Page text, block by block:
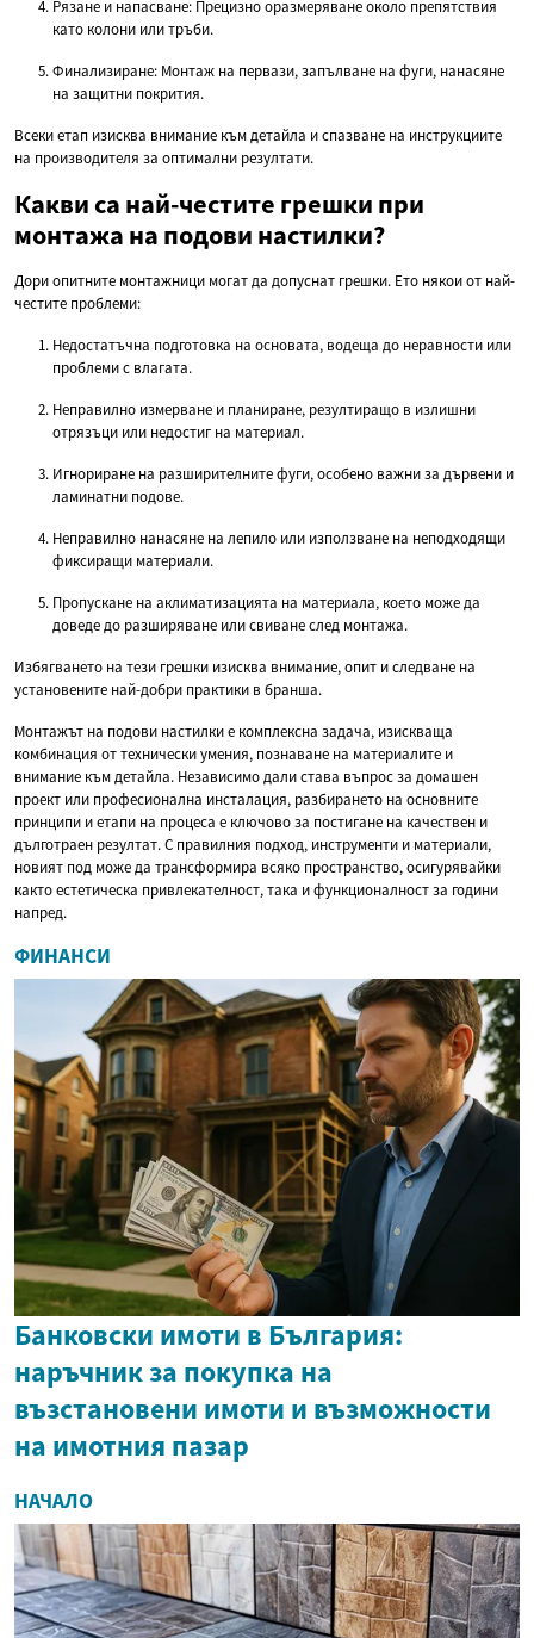
Рязане и напасване: Прецизно оразмеряване около препятствия
като колони или тръби.
Финализиране: Монтаж на первази, запълване на фуги, нанасяне
на защитни покрития.
Всеки етап изисква внимание към детайла и спазване на инструкциите
на производителя за оптимални резултати.
Какви са най-честите грешки при
монтажа на подови настилки?
Дори опитните монтажници могат да допуснат грешки. Ето някои от най-
честите проблеми:
Недостатъчна подготовка на основата, водеща до неравности или
проблеми с влагата.
Неправилно измерване и планиране, резултиращо в излишни
отрязъци или недостиг на материал.
Игнориране на разширителните фуги, особено важни за дървени и
ламинатни подове.
Неправилно нанасяне на лепило или използване на неподходящи
фиксиращи материали.
Пропускане на аклиматизацията на материала, което може да
доведе до разширяване или свиване след монтажа.
Избягването на тези грешки изисква внимание, опит и следване на
установените най-добри практики в бранша.
Монтажът на подови настилки е комплексна задача, изискваща
комбинация от технически умения, познаване на материалите и
внимание към детайла. Независимо дали става въпрос за домашен
проект или професионална инсталация, разбирането на основните
принципи и етапи на процеса е ключово за постигане на качествен и
дълготраен резултат. С правилния подход, инструменти и материали,
новият под може да трансформира всяко пространство, осигурявайки
както естетическа привлекателност, така и функционалност за години
напред.
ФИНАНСИ
Банковски имоти в България:
наръчник за покупка на
възстановени имоти и възможности
на имотния пазар
НАЧАЛО